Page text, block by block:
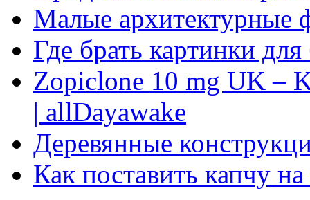
Малые архитектурные
Где брать картинки
Zopiclone 10 mg UK –
| allDayawake
Деревянные
Как поставить капчу